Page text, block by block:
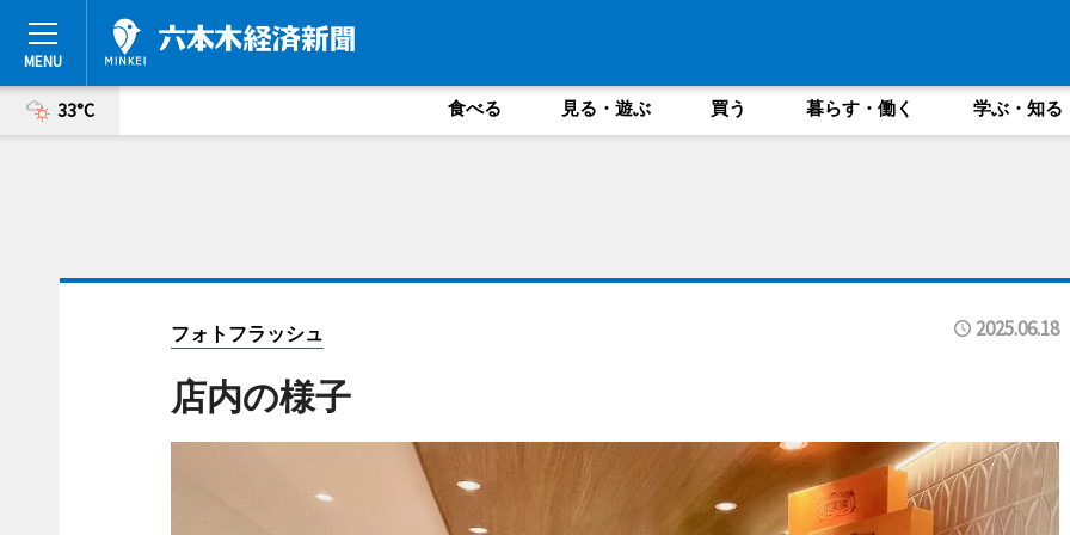
33°C 食べる 見る・遊ぶ 買う 暮らす・働く 学ぶ・知る
フォトフラッシュ 2025.06.18
店内の様子